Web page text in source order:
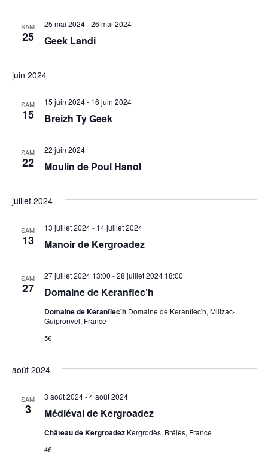
SAM
25 Geek Landi
25 mai 2024-26 mai 2024
juin 2024
SAM
15 Breizh Ty Geek
15 juin 2024- 16 juin 2024
SAM
22 Moulin de Poul Hanol
22 juin 2024
juillet 2024
SAM
13 Manoir de Kergroadez
13 juillet 2024- 14 juillet 2024
SAM
27 Domaine de Keranflec’h
27 juillet 2024 13:00 -28 juillet 2024 18:00
Domaine de Keranflec'h Domaine de Keranflec'h, Milizac-
Guipronvel, France
5€
août 2024
SAM
3 Médiéval de Kergroadez
3 août 2024-4 août 2024
Château de Kergroadez Kergrodès, Brélès, France
4€